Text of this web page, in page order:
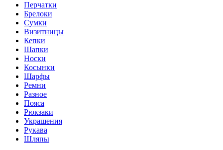
Перчатки
Брелоки
Сумки
Визитницы
Кепки
Шапки
Носки
Косынки
Шарфы
Ремни
Разное
Пояса
Рюкзаки
Украшения
Рукава
Шляпы